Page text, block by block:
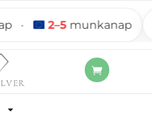
• 2–5munkanap